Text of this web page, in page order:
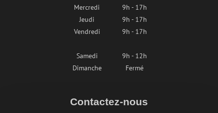
Mercredi
9h - 17h
Jeudi
9h - 17h
Vendredi
9h - 17h
Samedi
9h - 12h
Dimanche
Fermé
Contactez-nous